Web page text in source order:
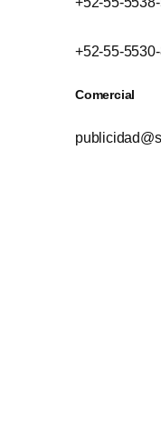
+52-55-
Comercial